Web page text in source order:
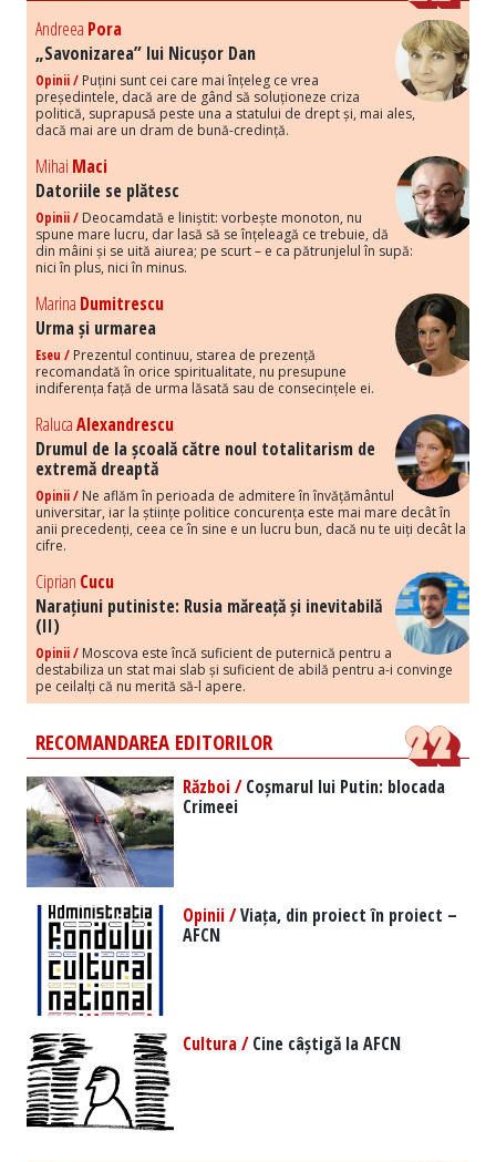
Andreea Pora
„Savonizarea” lui Nicușor Dan
Opinii / Puțini sunt cei care mai înțeleg ce vrea
președintele, dacă are de gând să soluționeze criza
politică, suprapusă peste una a statului de drept și, mai ales,
dacă mai are un dram de bună-credință.
Mihai Maci
Datoriile se plătesc
Opinii / Deocamdată e liniștit: vorbește monoton, nu
spune mare lucru, dar lasă să se înțeleagă ce trebuie, dă
din mâini și se uită aiurea; pe scurt – e ca pătrunjelul în supă:
nici în plus, nici în minus.
Marina Dumitrescu
Urma și urmarea
Eseu / Prezentul continuu, starea de prezență
recomandată în orice spiritualitate, nu presupune
indiferența față de urma lăsată sau de consecințele ei.
RalucaAlexandrescu
Drumul de la școală către noul totalitarism de
extremă dreaptă
Opinii / Ne aflăm în perioada de admitere în învățământul
universitar, iar la științe politice concurența este mai mare decât în
anii precedenți, ceea ce în sine e un lucru bun, dacă nu te uiți decât la
cifre.
Ciprian Cucu
Narațiuni putiniste: Rusia măreață și inevitabilă
(II)
Opinii / Moscova este încă suficient de puternică pentru a
destabiliza un stat mai slab și suficient de abilă pentru a-i convinge
pe ceilalți că nu merită să-l apere.
RECOMANDAREA EDITORILOR
Război /Coșmarul lui Putin: blocada
Crimeei
Opinii /Viața, din proiect în proiect –
AFCN
Cultura /Cine câștigă la AFCN